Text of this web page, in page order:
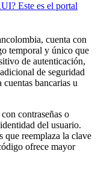
Este es el portal
cuenta con
temporal y único que
de autenticación,
de seguridad
cuentas bancarias u
contraseñas o
del usuario.
que reemplaza la clave
ofrece mayor